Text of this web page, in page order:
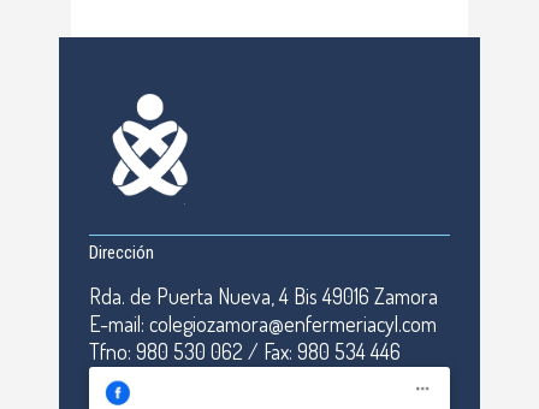
Dirección
Rda. de Puerta Nueva, 4 Bis 49016 Zamora
E-mail: colegiozamora@enfermeriacyl.com
Tfno: 980 530 062 / Fax: 980 534 446